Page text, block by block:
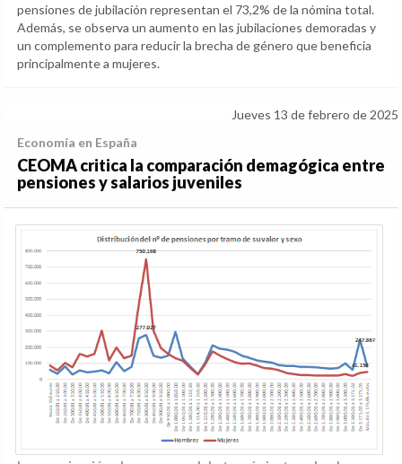
pensiones de jubilación representan el 73,2% de la nómina total.
Además, se observa un aumento en las jubilaciones demoradas y
un complemento para reducir la brecha de género que beneficia
principalmente a mujeres.
Jueves 13 de febrero de 2025
Economía en España
CEOMA critica la comparación demagógica entre
pensiones y salarios juveniles